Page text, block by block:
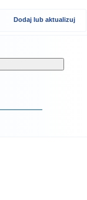
Dodaj lub aktualizuj